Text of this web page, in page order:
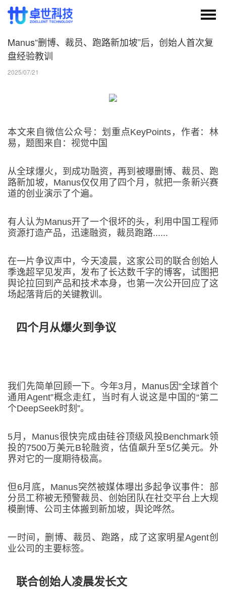
Manus“删博、裁员、跑路新加坡”后，创始人首次复
盘经验教训
2025/07/21
本文来自微信公众号：划重点KeyPoints，作者：林
易，题图来自：视觉中国
从全球爆火，到成功融资，再到被曝删博、裁员、跑
路新加坡，Manus仅仅用了四个月，就把一条新兴赛
道的创业演示了个遍。
有人认为Manus开了一个很坏的头，利用中国工程师
资源打造产品，迅速融资，裁员跑路......
在一片争议声中，今天凌晨，这家公司的联合创始人
季逸超罕见发声，发布了长达数千字的博客，试图把
舆论拉回到产品和技术本身，也第一次公开回应了这
场起落背后的关键教训。
四个月从爆火到争议
我们先简单回顾一下。今年3月，Manus因“全球首个
通用Agent”概念走红，当时有人说这是中国的“第二
个DeepSeek时刻”。
5月，Manus很快完成由硅谷顶级风投Benchmark领
投的7500万美元B轮融资，估值飙升至5亿美元。外
界对它的一度期待极高。
但6月底，Manus突然被媒体曝出多起争议事件：部
分员工称被无预警裁员、创始团队在社交平台上大规
模删博、公司主体搬到新加坡，舆论哗然。
一时间，删博、裁员、跑路，成了这家明星Agent创
业公司的主要标签。
联合创始人凌晨发长文